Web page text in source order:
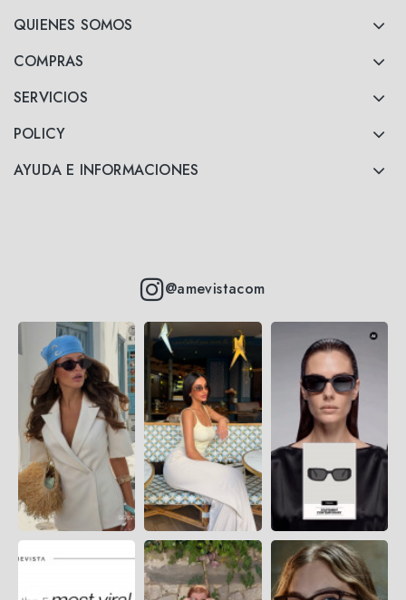
QUIENES SOMOS
COMPRAS
SERVICIOS
POLICY
AYUDA E INFORMACIONES
@amevistacom